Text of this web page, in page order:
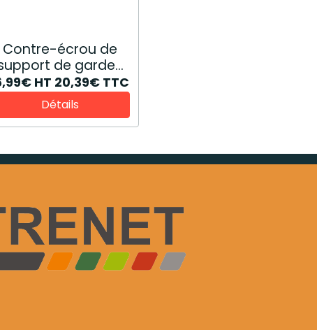
Contre-écrou de
de garde-
boue 47132629
HT 20,39€ TTC
Détails